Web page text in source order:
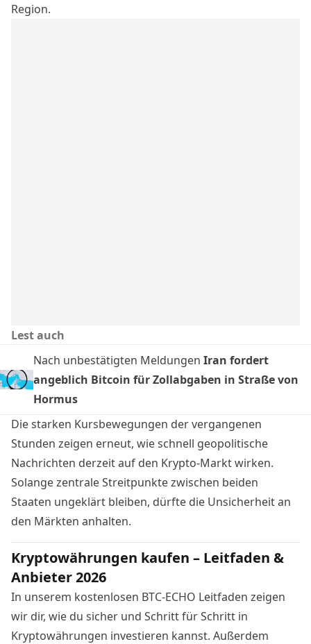
Region.
Lest auch
Nach unbestätigten MeldungenIran fordert
angeblich Bitcoin für Zollabgaben in Straße von
Hormus
Die starken Kursbewegungen der vergangenen
Stunden zeigen erneut, wie schnell geopolitische
Nachrichten derzeit auf den Krypto-Markt wirken.
Solange zentrale Streitpunkte zwischen beiden
Staaten ungeklärt bleiben, dürfte die Unsicherheit an
den Märkten anhalten.
Kryptowährungen kaufen – Leitfaden &
Anbieter 2026
In unserem kostenlosen BTC-ECHO Leitfaden zeigen
wir dir, wie du sicher und Schritt für Schritt in
Kryptowährungen investieren kannst. Außerdem